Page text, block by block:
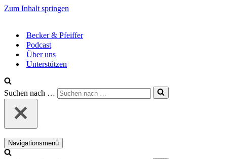
Zum Inhalt springen
Becker & Pfeiffer
Podcast
Über uns
Unterstützen
Suchen nach …
Navigationsmenü